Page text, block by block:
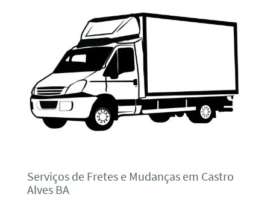
Serviços de Fretes e Mudanças em Castro
Alves BA